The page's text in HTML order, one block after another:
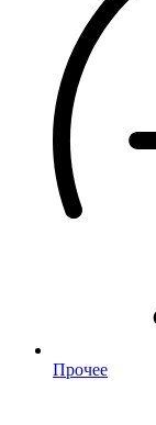
Прочее